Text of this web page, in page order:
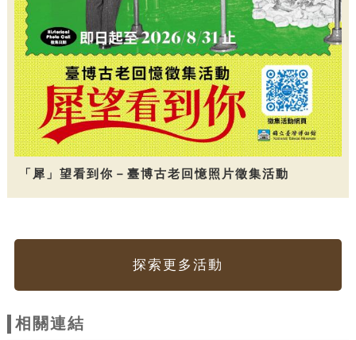
「犀」望看到你－臺博古老回憶照片徵集活動
探索更多活動
相關連結